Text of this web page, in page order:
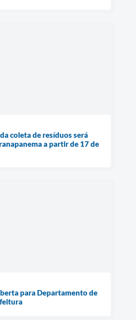
coleta de resíduos será
a partir de 17 de
para Departamento de